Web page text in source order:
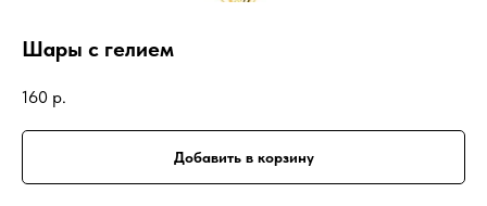
Шары с гелием
160 р.
Добавить в корзину